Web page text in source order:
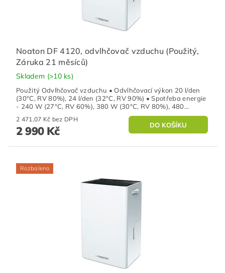
Noaton DF 4120, odvlhčovač vzduchu (Použitý,
Záruka 21 měsíců)
Skladem (>10 ks)
Použitý Odvlhčovač vzduchu • Odvlhčovací výkon 20 l/den
(30°C, RV 80%), 24 l/den (32°C, RV 90%) • Spotřeba energie
- 240 W (27°C, RV 60%), 380 W (30°C, RV 80%), 480...
2 471,07 Kč bez DPH
2 990 Kč
Rozbaleno